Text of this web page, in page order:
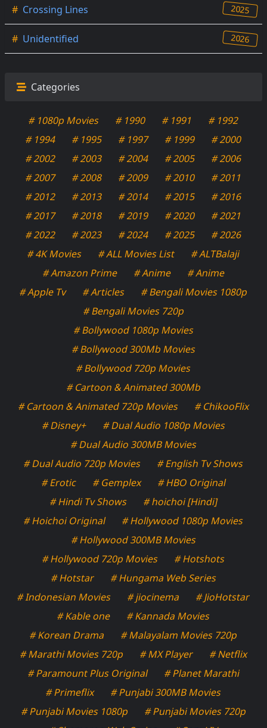
# Crossing Lines 2025
# Unidentified 2026
Categories
# 1080p Movies # 1990 # 1991
# 1992
# 1994
# 1995 # 1997 # 1999
# 2000
# 2002
# 2003 # 2004 # 2005
# 2006
# 2007
# 2008 # 2009 # 2010
# 2011
# 2012
# 2013 # 2014 # 2015
# 2016
# 2017
# 2018 # 2019 # 2020
# 2021
# 2022
# 2023 # 2024 # 2025
# 2026
# 4K Movies
# ALL Movies List
# ALTBalaji
# Amazon Prime
# Anime
# Anime
# Apple Tv
# Articles
# Bengali Movies 1080p
# Bengali Movies 720p
# Bollywood 1080p Movies
# Bollywood 300Mb Movies
# Bollywood 720p Movies
# Cartoon & Animated 300Mb
# Cartoon & Animated 720p Movies
# ChikooFlix
# Disney+
# Dual Audio 1080p Movies
# Dual Audio 300MB Movies
# Dual Audio 720p Movies
# English Tv Shows
# Erotic
# Gemplex
# HBO Original
# Hindi Tv Shows
# hoichoi [Hindi]
# Hoichoi Original
# Hollywood 1080p Movies
# Hollywood 300MB Movies
# Hollywood 720p Movies
# Hotshots
# Hotstar
# Hungama Web Series
# Indonesian Movies
# jiocinema
# JioHotstar
# Kable one
# Kannada Movies
# Korean Drama
# Malayalam Movies 720p
# Marathi Movies 720p
# MX Player
# Netflix
# Paramount Plus Original
# Planet Marathi
# Primeflix
# Punjabi 300MB Movies
# Punjabi Movies 1080p
# Punjabi Movies 720p